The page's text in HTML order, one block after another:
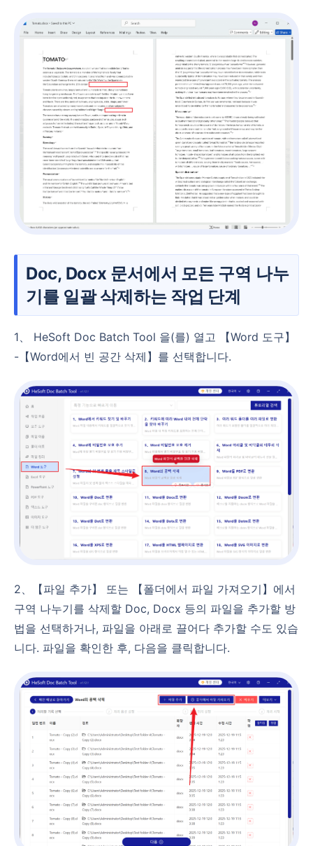
Doc, Docx 문서에서 모든 구역 나누
기를 일괄 삭제하는 작업 단계
1、 HeSoft Doc Batch Tool 을(를) 열고 【Word 도구】
-【Word에서 빈 공간 삭제】를 선택합니다.
2、【파일 추가】 또는 【폴더에서 파일 가져오기】에서
구역 나누기를 삭제할 Doc, Docx 등의 파일을 추가할 방
법을 선택하거나, 파일을 아래로 끌어다 추가할 수도 있습
니다. 파일을 확인한 후, 다음을 클릭합니다.